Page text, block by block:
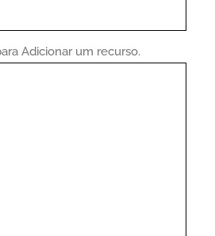
Adicionar um recurso.